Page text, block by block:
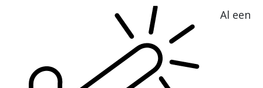
Al een